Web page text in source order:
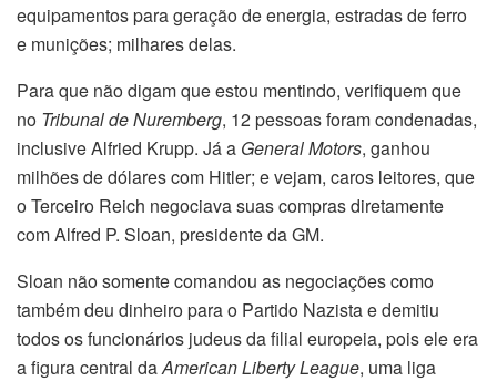
equipamentos para geração de energia, estradas de ferro
e munições; milhares delas.
Para que não digam que estou mentindo, verifiquem que
no Tribunal de Nuremberg, 12 pessoas foram condenadas,
inclusive Alfried Krupp. Já a General Motors, ganhou
milhões de dólares com Hitler; e vejam, caros leitores, que
o Terceiro Reich negociava suas compras diretamente
com Alfred P. Sloan, presidente da GM.
Sloan não somente comandou as negociações como
também deu dinheiro para o Partido Nazista e demitiu
todos os funcionários judeus da filial europeia, pois ele era
a figura central daAmerican Liberty League, uma liga